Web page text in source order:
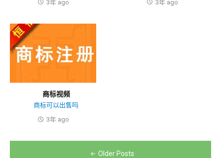
3年 ago
3年 ago
商标视频
商标可以出售吗
3年 ago
Older Posts